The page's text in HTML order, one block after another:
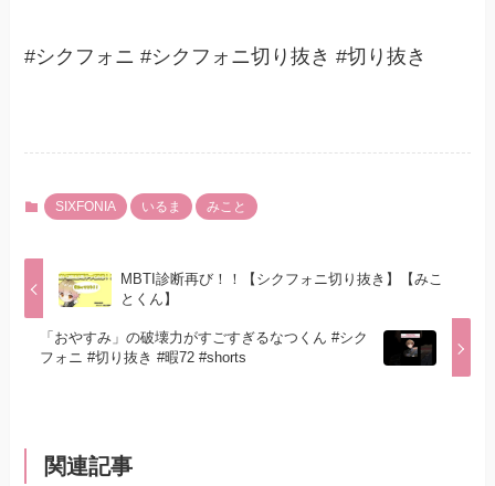
#シクフォニ #シクフォニ切り抜き #切り抜き
SIXFONIA いるま みこと
MBTI診断再び！！【シクフォニ切り抜き】【みこ
とくん】
「おやすみ」の破壊力がすごすぎるなつくん #シク
フォニ #切り抜き #暇72 #shorts
関連記事